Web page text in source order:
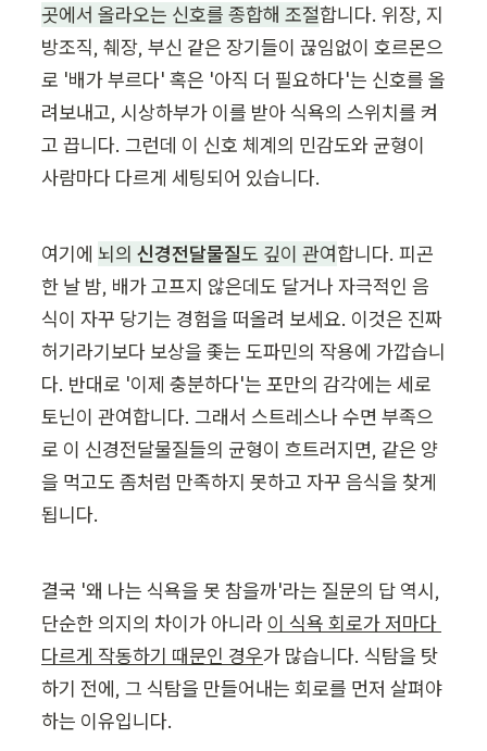
곳에서 올라오는 신호를 종합해 조절합니다. 위장, 지
방조직, 췌장, 부신 같은 장기들이 끊임없이 호르몬으
로 '배가 부르다' 혹은 '아직 더 필요하다'는 신호를 올
려보내고, 시상하부가 이를 받아 식욕의 스위치를 켜
고 끕니다. 그런데 이 신호 체계의 민감도와 균형이
사람마다 다르게 세팅되어 있습니다.
여기에 뇌의 신경전달물질도 깊이 관여합니다. 피곤
한 날 밤, 배가 고프지 않은데도 달거나 자극적인 음
식이 자꾸 당기는 경험을 떠올려 보세요. 이것은 진짜
허기라기보다 보상을 좇는 도파민의 작용에 가깝습니
다. 반대로 '이제 충분하다'는 포만의 감각에는 세로
토닌이 관여합니다. 그래서 스트레스나 수면 부족으
로 이 신경전달물질들의 균형이 흐트러지면, 같은 양
을 먹고도 좀처럼 만족하지 못하고 자꾸 음식을 찾게
됩니다.
결국 '왜 나는 식욕을 못 참을까'라는 질문의 답 역시,
단순한 의지의 차이가 아니라 이 식욕 회로가 저마다
다르게 작동하기 때문인 경우가 많습니다. 식탐을 탓
하기 전에, 그 식탐을 만들어내는 회로를 먼저 살펴야
하는 이유입니다.